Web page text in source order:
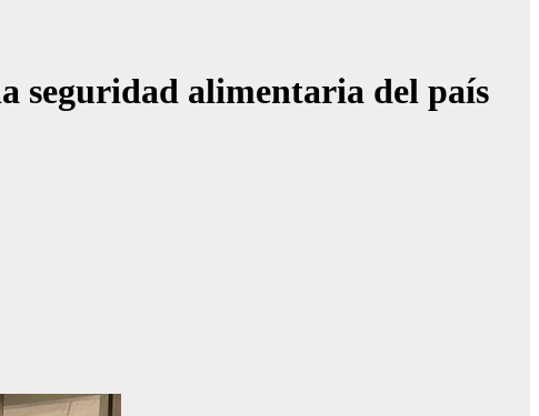
seguridad alimentaria del país